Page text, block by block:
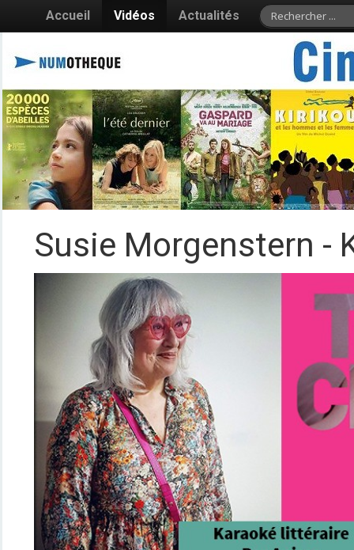
Accueil Vidéos Actualités
Susie Morgenstern -